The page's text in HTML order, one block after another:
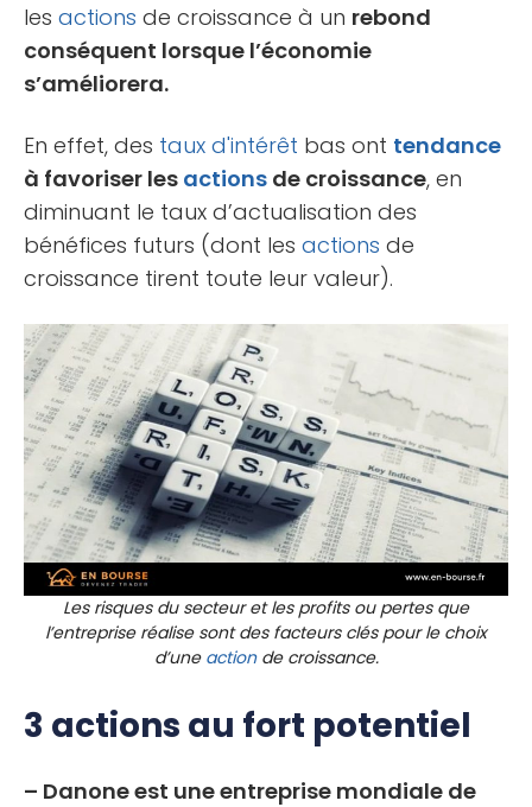
les actions de croissance à un rebond
conséquent lorsque l’économie
s’améliorera.
En effet, des taux d'intérêt bas ont tendance
à favoriser les actions de croissance, en
diminuant le taux d’actualisation des
bénéfices futurs (dont les actions de
croissance tirent toute leur valeur).
Les risques du secteur et les profits ou pertes que
l’entreprise réalise sont des facteurs clés pour le choix
d’une actionde croissance.
3 actions au fort potentiel
– Danone est une entreprise mondiale de